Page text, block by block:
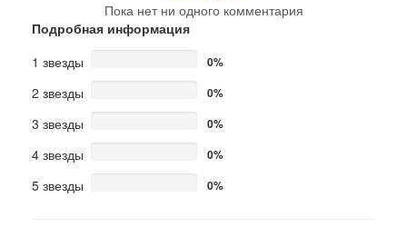
Пока нет ни одного комментария
Подробная информация
1 звезды
0%
2 звезды 0%
3 звезды 0%
4 звезды 0%
5 звезды 0%